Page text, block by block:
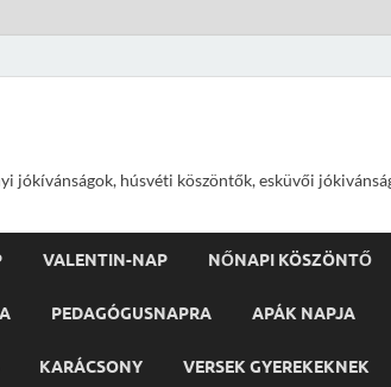
jókívánságok, húsvéti köszöntők, esküvői
VALENTIN-NAP NŐNAPI KÖSZÖNTŐ
PEDAGÓGUSNAPRA APÁK NAPJA
KARÁCSONY VERSEK GYEREKEKNEK